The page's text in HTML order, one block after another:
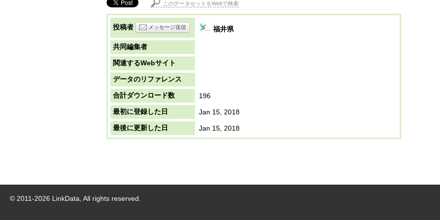
このデータセットをWebで検索
投稿者 メッセージ送信 福井県
共同編集者
関連するWebサイト
データのリファレンス
合計ダウンロード数
196
最初に登録した日
Jan 15, 2018
最後に更新した日
Jan 15, 2018
© 2011-2026 LinkData, All rights reserved.